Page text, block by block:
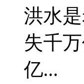
洪水
失千
亿...